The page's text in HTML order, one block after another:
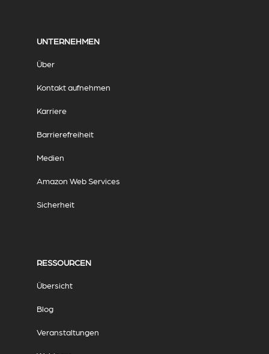
UNTERNEHMEN
Über
Kontakt aufnehmen
Karriere
Barrierefreiheit
Medien
Amazon Web Services
Sicherheit
RESSOURCEN
Übersicht
Blog
Veranstaltungen